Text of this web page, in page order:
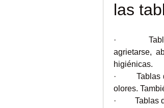
las
·
agrietarse,
higiénicas.
·
olores.
·